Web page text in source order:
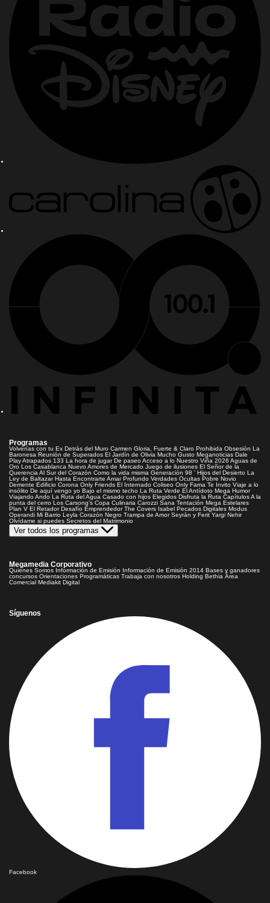
Programas
Volverías con tu Ex Detrás del Muro Carmen Gloria, Fuerte & Claro Prohibida Obsesión La
Baronesa Reunión de Superados El Jardín de Olivia Mucho Gusto Meganoticias Dale
PlayAtrapados 133 La hora de jugar De paseoAcceso a lo Nuestro Viña 2026 Aguas de
Oro Los Casablanca Nuevo Amores de Mercado Juego de ilusiones El Señor de la
Querencia Al Sur del Corazón Como la vida misma Generación 98 ' Hijos del Desierto La
Ley de Baltazar Hasta Encontrarte Amar Profundo Verdades Ocultas Pobre Novio
Demente Edificio Corona Only Friends El Internado Coliseo Only Fama Te Invito Viaje a lo
insólito De aquí vengo yo Bajo el mismo techo La Ruta Verde El Antídoto Mega Humor
Viajando Ando La Ruta del Agua Casado con hijos Elegidos Disfruta la Ruta CapítulosA la
punta del cerro Los Carsong's Copa Culinaria Carozzi Sana Tentación Mega Estelares
Plan V El Retador Desafío Emprendedor The Covers Isabel Pecados Digitales Modus
Operandi Mi Barrio Leyla Corazón Negro Trampa de Amor Seyrán y Ferit Yargi Nehir
Olvídame si puedes Secretos del Matrimonio
Ver todos los programas
Megamedia Corporativo
Quienes Somos Información de Emisión Información de Emisión 2014 Bases y ganadores
concursos Orientaciones Programáticas Trabaja con nosotros Holding Bethia Área
Comercial Mediakit Digital
Síguenos
Facebook